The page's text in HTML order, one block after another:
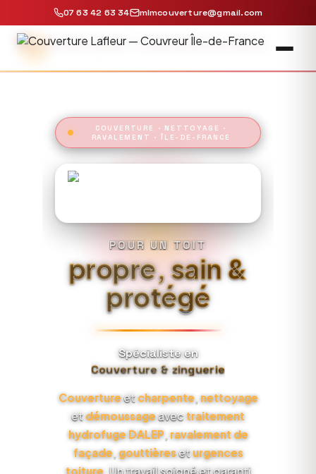
07 63 42 63 34 mlmcouverture@gmail.com